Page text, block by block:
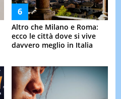
Altro che Milano e Roma:
ecco le città dove si vive
davvero meglio in Italia